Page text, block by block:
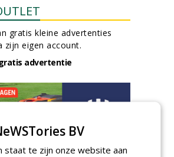
gratis kleine advertenties
zijn eigen account.
advertentie
BV
staat te zijn onze website aan